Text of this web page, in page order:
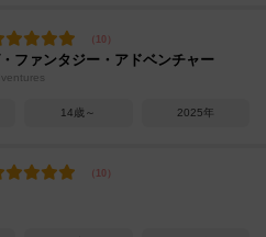
ファンタジー・アドベンチャー
14歳～ 2025年